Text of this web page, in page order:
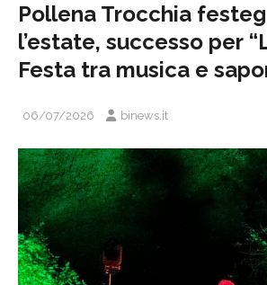
Pollena Trocchia
l’estate, successo per
Festa tra musica e
06/07/2026 binews.it